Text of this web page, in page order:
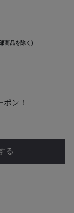
商品を除く)
ン！
る